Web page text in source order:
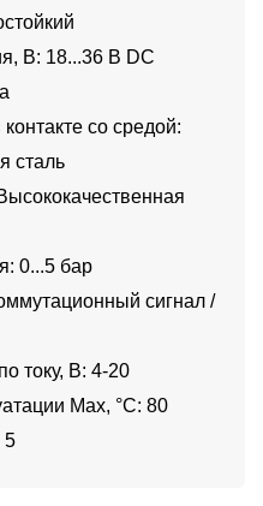
В: 18...36 В DC
со средой:
сталь
0...5 бар
сигнал /
току, В: 4-20
Max, °C: 80
5